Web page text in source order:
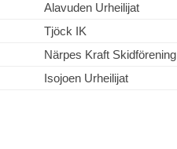
Alavuden Urheilijat
Tjöck IK
Närpes Kraft Skidförening
Isojoen Urheilijat